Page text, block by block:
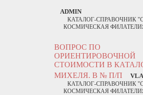
ADMIN
КАТАЛОГ-СПРАВОЧНИК
КОСМИЧЕСКАЯ
ВОПРОС ПО
ОРИЕНТИРОВОЧНОЙ
СТОИМОСТИ В
МИХЕЛЯ. В № П/П
КАТАЛОГ-СПРАВОЧНИК
КОСМИЧЕСКАЯ